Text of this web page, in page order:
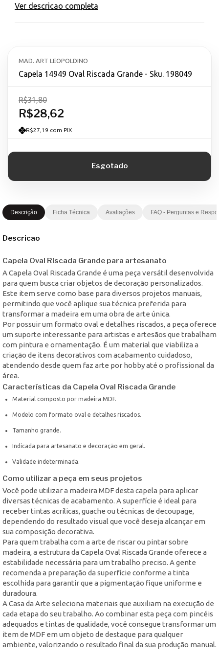
Ver descricao completa
MAD. ART LEOPOLDINO
Capela 14949 Oval Riscada Grande - Sku. 198049
R$28,62
R$31,80
R$27,19 com PIX
Descrição Ficha Técnica Avaliações FAQ - Perguntas e
Descricao
Capela Oval Riscada Grande para artesanato
A Capela Oval Riscada Grande é uma peça versátil desenvolvida
para quem busca criar objetos de decoração personalizados.
Este item serve como base para diversos projetos manuais,
permitindo que você aplique sua técnica preferida para
transformar a madeira em uma obra de arte única.
Por possuir um formato oval e detalhes riscados, a peça oferece
um suporte interessante para artistas e artesãos que trabalham
com pintura e ornamentação. É um material que viabiliza a
criação de itens decorativos com acabamento cuidadoso,
atendendo desde quem faz arte por hobby até o profissional da
área.
Características da Capela Oval Riscada Grande
Material composto por madeira MDF.
Modelo com formato oval e detalhes riscados.
Tamanho grande.
Indicada para artesanato e decoração em geral.
Validade indeterminada.
Como utilizar a peça em seus projetos
Você pode utilizar a madeira MDF desta capela para aplicar
diversas técnicas de acabamento. A superfície é ideal para
receber tintas acrílicas, guache ou técnicas de decoupage,
dependendo do resultado visual que você deseja alcançar em
sua composição decorativa.
Para quem trabalha com a arte de riscar ou pintar sobre
madeira, a estrutura da Capela Oval Riscada Grande oferece a
estabilidade necessária para um trabalho preciso. A gente
recomenda a preparação da superfície conforme a tinta
escolhida para garantir que a pigmentação fique uniforme e
duradoura.
A Casa da Arte seleciona materiais que auxiliam na execução de
cada etapa do seu trabalho. Ao combinar esta peça com pincéis
adequados e tintas de qualidade, você consegue transformar um
item de MDF em um objeto de destaque para qualquer
ambiente, valorizando o resultado final da sua produção manual.